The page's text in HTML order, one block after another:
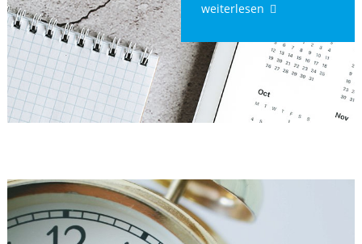
weiterlesen